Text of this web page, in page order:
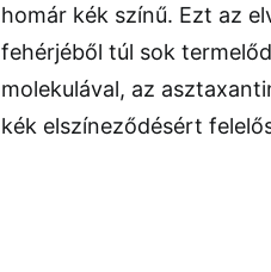
homár kék színű. Ezt az
fehérjéből túl sok
molekulával, az
kék elszíneződésért